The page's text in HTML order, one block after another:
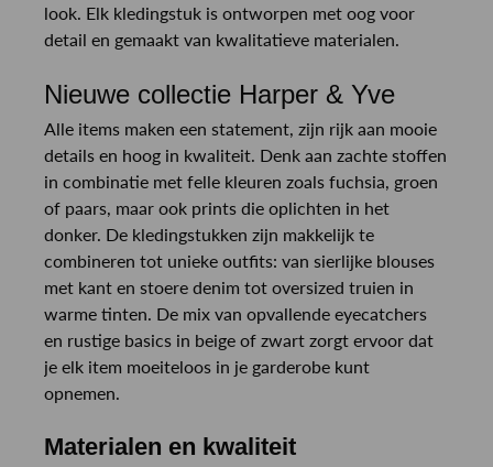
look. Elk kledingstuk is ontworpen met oog voor
detail en gemaakt van kwalitatieve materialen.
Nieuwe collectie Harper & Yve
Alle items maken een statement, zijn rijk aan mooie
details en hoog in kwaliteit. Denk aan zachte stoffen
in combinatie met felle kleuren zoals fuchsia, groen
of paars, maar ook prints die oplichten in het
donker. De kledingstukken zijn makkelijk te
combineren tot unieke outfits: van sierlijke blouses
met kant en stoere denim tot oversized truien in
warme tinten. De mix van opvallende eyecatchers
en rustige basics in beige of zwart zorgt ervoor dat
je elk item moeiteloos in je garderobe kunt
opnemen.
Materialen en kwaliteit